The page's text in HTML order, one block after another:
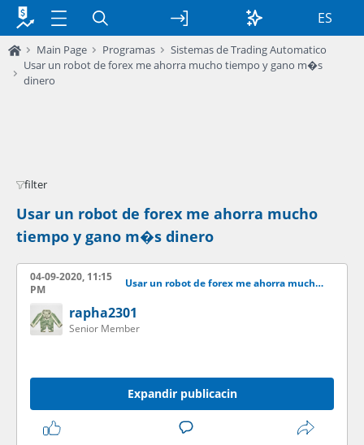
ES
Main Page Programas
Sistemas de Trading Automatico
Usar un robot de forex me ahorra mucho tiempo y gano m�s
dinero
filter
Usar un robot de forex me ahorra mucho
tiempo y gano m�s dinero
04-09-2020, 11:15
PM
Usar un robot de forex me ahorra mucho tiempo y gano ms dinero
rapha2301
Senior Member
Expandir publicacin